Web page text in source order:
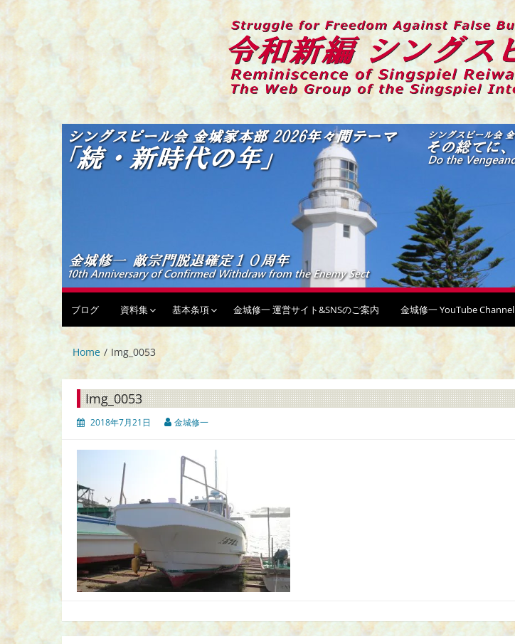
コ
ン
テ
ツ
へ
ス
プ
令和新編 シングスピールの回顧録
伝統偽装カルトからの蘇生と闘争の記録
ブログ 資料集 基本条項 金城修一 運営サイト&SNSのご案内 金城修一 YouTube Channel
Home Img_0053
Img_0053
2018年7月21日 金城修一